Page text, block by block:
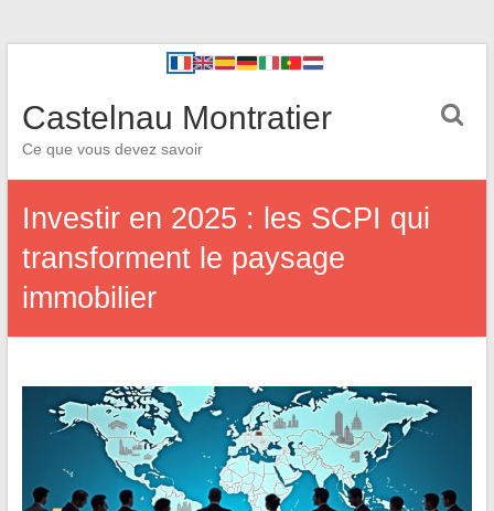
Castelnau Montratier
Ce que vous devez savoir
Investir en 2025 : les SCPI qui
transforment le paysage
immobilier